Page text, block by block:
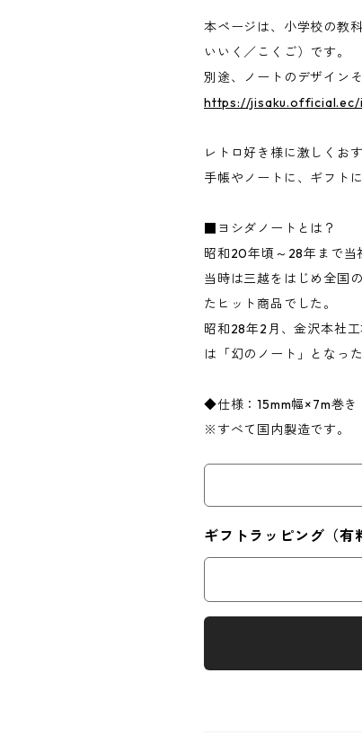
本ページは、小学校の教
いいく／こくご）です。
別途、ノートのデザイン
https://jisaku.official.ec/
レトロ好き様に激しくお
手帳やノートに、ギフト
■ヨシダノートとは？
昭和20年頃～28年まで当
当時は三越をはじめ全国
たヒット商品でした。
昭和28年2月、金沢本社
は「幻のノート」となっ
◆仕様：15mm幅×7m巻き
※すべて国内製造です。
ギフトラッピング（有